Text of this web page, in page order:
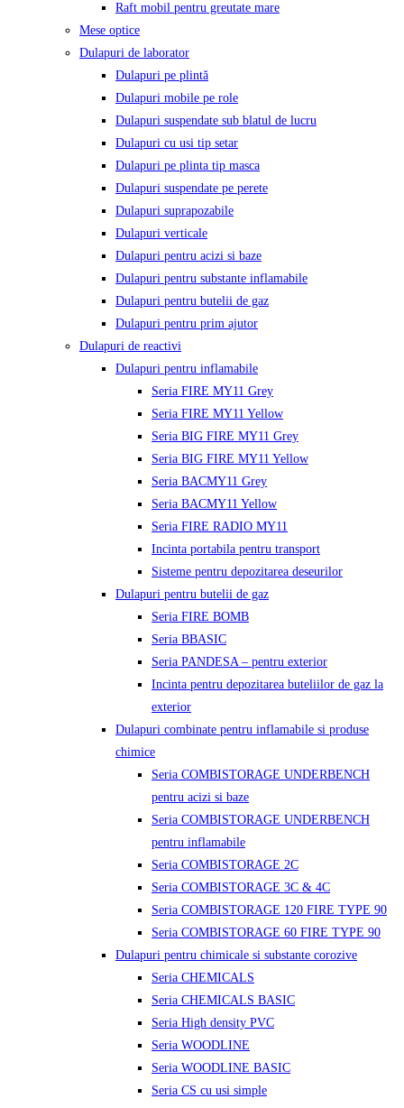
Raft mobil pentru greutate mare
Mese optice
Dulapuri de laborator
Dulapuri pe plintă
Dulapuri mobile pe role
Dulapuri suspendate sub blatul de lucru
Dulapuri cu usi tip setar
Dulapuri pe plinta tip masca
Dulapuri suspendate pe perete
Dulapuri suprapozabile
Dulapuri verticale
Dulapuri pentru acizi si baze
Dulapuri pentru substante inflamabile
Dulapuri pentru butelii de gaz
Dulapuri pentru prim ajutor
Dulapuri de reactivi
Dulapuri pentru inflamabile
Seria FIRE MY11 Grey
Seria FIRE MY11 Yellow
Seria BIG FIRE MY11 Grey
Seria BIG FIRE MY11 Yellow
Seria BACMY11 Grey
Seria BACMY11 Yellow
Seria FIRE RADIO MY11
Incinta portabila pentru transport
Sisteme pentru depozitarea deseurilor
Dulapuri pentru butelii de gaz
Seria FIRE BOMB
Seria BBASIC
Seria PANDESA – pentru exterior
Incinta pentru depozitarea buteliilor de gaz la
exterior
Dulapuri combinate pentru inflamabile si produse
chimice
Seria COMBISTORAGE UNDERBENCH
pentru acizi si baze
Seria COMBISTORAGE UNDERBENCH
pentru inflamabile
Seria COMBISTORAGE 2C
Seria COMBISTORAGE 3C & 4C
Seria COMBISTORAGE 120 FIRE TYPE 90
Seria COMBISTORAGE 60 FIRE TYPE 90
Dulapuri pentru chimicale si substante corozive
Seria CHEMICALS
Seria CHEMICALS BASIC
Seria High density PVC
Seria WOODLINE
Seria WOODLINE BASIC
Seria CS cu usi simple